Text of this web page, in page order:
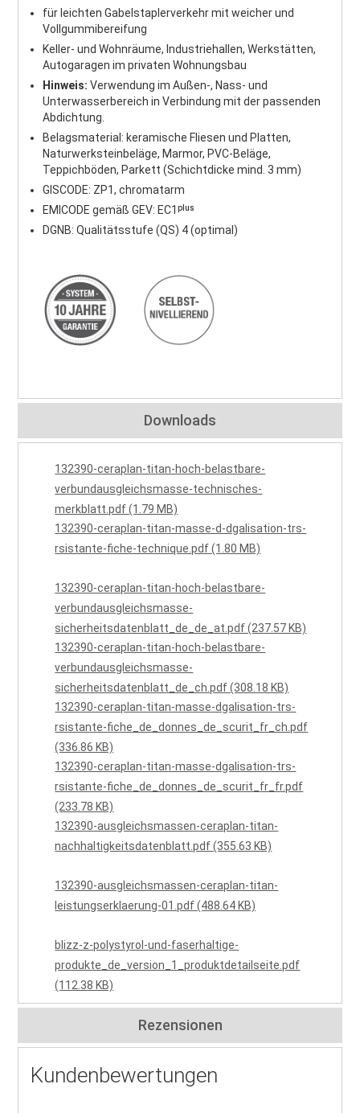
für leichten Gabelstaplerverkehr mit weicher und
Vollgummibereifung
Keller- und Wohnräume, Industriehallen, Werkstätten,
Autogaragen im privaten Wohnungsbau
Hinweis: Verwendung im Außen-, Nass- und
Unterwasserbereich in Verbindung mit der passenden
Abdichtung.
Belagsmaterial: keramische Fliesen und Platten,
Naturwerksteinbeläge, Marmor, PVC-Beläge,
Teppichböden, Parkett (Schichtdicke mind. 3 mm)
GISCODE: ZP1, chromatarm
EMICODE gemäß GEV: EC1ᵖˡᵘˢ
DGNB: Qualitätsstufe (QS) 4 (optimal)
Downloads
132390-ceraplan-titan-hoch-belastbare-
verbundausgleichsmasse-technisches-
merkblatt.pdf (1.79 MB)
132390-ceraplan-titan-masse-d-dgalisation-trs-
rsistante-fiche-technique.pdf (1.80 MB)
132390-ceraplan-titan-hoch-belastbare-
verbundausgleichsmasse-
sicherheitsdatenblatt_de_de_at.pdf (237.57 KB)
132390-ceraplan-titan-hoch-belastbare-
verbundausgleichsmasse-
sicherheitsdatenblatt_de_ch.pdf (308.18 KB)
132390-ceraplan-titan-masse-dgalisation-trs-
rsistante-fiche_de_donnes_de_scurit_fr_ch.pdf
(336.86 KB)
132390-ceraplan-titan-masse-dgalisation-trs-
rsistante-fiche_de_donnes_de_scurit_fr_fr.pdf
(233.78 KB)
132390-ausgleichsmassen-ceraplan-titan-
nachhaltigkeitsdatenblatt.pdf (355.63 KB)
132390-ausgleichsmassen-ceraplan-titan-
leistungserklaerung-01.pdf (488.64 KB)
blizz-z-polystyrol-und-faserhaltige-
produkte_de_version_1_produktdetailseite.pdf
(112.38 KB)
Rezensionen
Kundenbewertungen